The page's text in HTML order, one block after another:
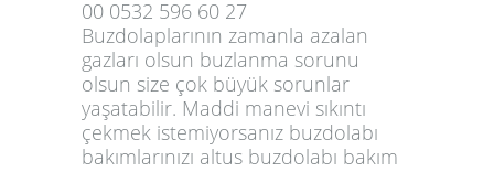
00 0532 596 60 27
Buzdolaplarının zamanla azalan
gazları olsun buzlanma sorunu
olsun size çok büyük sorunlar
yaşatabilir. Maddi manevi sıkıntı
çekmek istemiyorsanız buzdolabı
bakımlarınızı altus buzdolabı bakım